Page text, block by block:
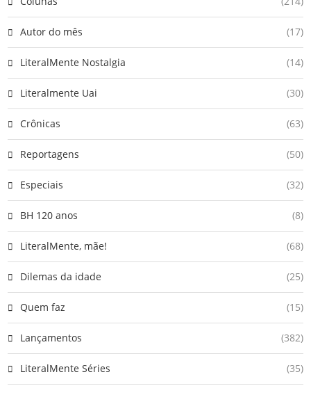
Autor do mês (17)
LiteralMente Nostalgia (14)
Literalmente Uai (30)
Crônicas (63)
Reportagens (50)
Especiais (32)
BH 120 anos (8)
LiteralMente, mãe! (68)
Dilemas da idade (25)
Quem faz (15)
Lançamentos (382)
LiteralMente Séries (35)